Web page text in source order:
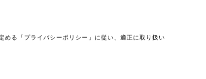
る「プライバシーポリシー」に従い、適正に取り扱い